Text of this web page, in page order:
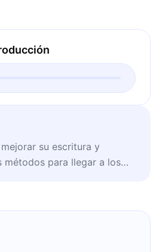
su escritura y
métodos para llegar a los